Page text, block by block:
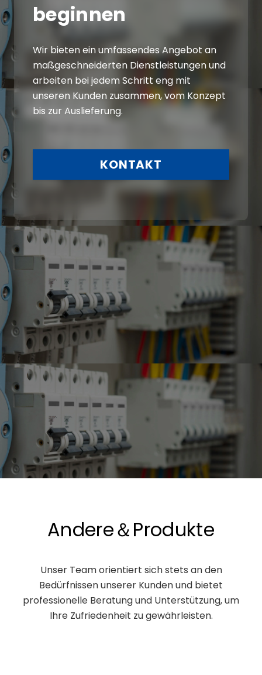
beginnen
Wir bieten ein umfassendes Angebot an
maßgeschneiderten Dienstleistungen und
arbeiten bei jedem Schritt eng mit
unseren Kunden zusammen, vom Konzept
bis zur Auslieferung.
KONTAKT
Andere＆Produkte
Unser Team orientiert sich stets an den
Bedürfnissen unserer Kunden und bietet
professionelle Beratung und Unterstützung, um
Ihre Zufriedenheit zu gewährleisten.